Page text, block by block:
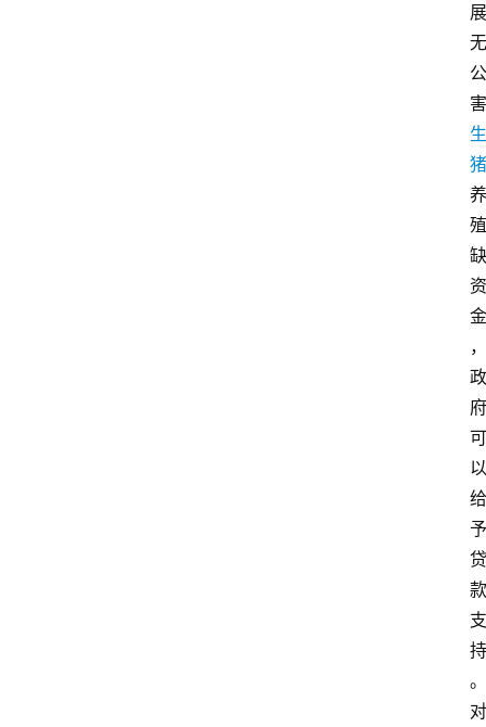
展
无
公
害
生
猪
养
殖
缺
资
金
，
政
府
可
以
给
予
贷
款
支
持
。
对